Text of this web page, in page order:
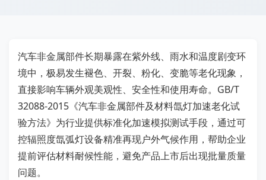
汽车非金属部件长期暴露在紫外线、雨水和温度剧变环
境中，极易发生褪色、开裂、粉化、变脆等老化现象，
直接影响车辆外观美观性、安全性和使用寿命。GB/T
32088-2015《汽车非金属部件及材料氙灯加速老化试
验方法》为行业提供标准化加速模拟测试手段，通过可
控辐照度氙弧灯设备精准再现户外气候作用，帮助企业
提前评估材料耐候性能，避免产品上市后出现批量质量
问题。